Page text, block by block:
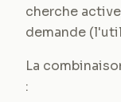
cherche
demande
La
: